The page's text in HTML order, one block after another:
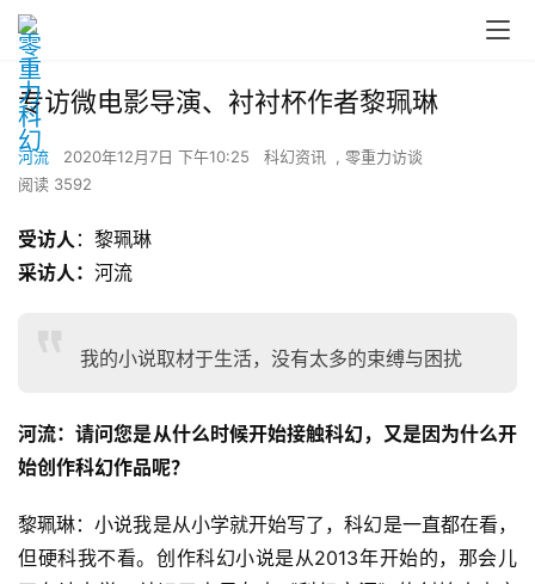
专访微电影导演、衬衬杯作者黎珮琳
河流 2020年12月7日 下午10:25 科幻资讯 , 零重力访谈
阅读 3592
受访人 ：黎珮琳
采访人： 河流
我的小说取材于生活，没有太多的束缚与困扰
河流：请问您是从什么时候开始接触科幻，又是因为什么开
始创作科幻作品呢？
黎珮琳：小说我是从小学就开始写了，科幻是一直都在看，
但硬科我不看。创作科幻小说是从2013年开始的，那会儿